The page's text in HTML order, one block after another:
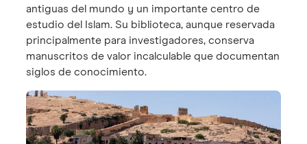
antiguas del mundo y un importante centro de
estudio del Islam. Su biblioteca, aunque reservada
principalmente para investigadores, conserva
manuscritos de valor incalculable que documentan
siglos de conocimiento.